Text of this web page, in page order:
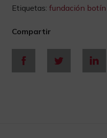
Etiquetas: fundación botín
Compartir